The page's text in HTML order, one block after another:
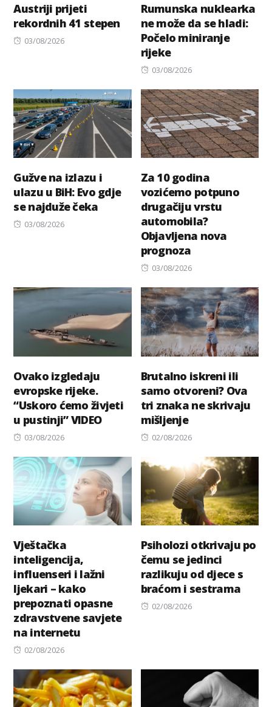
Austriji prijeti
rekordnih 41 stepen
Posted
03/08/2026
Rumunska nuklearka
ne može da se hladi:
Počelo miniranje
rijeke
Posted
03/08/2026
Gužve na izlazu i
ulazu u BiH: Evo gdje
se najduže čeka
Posted
03/08/2026
Za 10 godina
vozićemo potpuno
drugačiju vrstu
automobila?
Objavljena nova
prognoza
Posted
03/08/2026
Ovako izgledaju
evropske rijeke.
“Uskoro ćemo živjeti
u pustinji” VIDEO
Posted
03/08/2026
Brutalno iskreni ili
samo otvoreni? Ova
tri znaka ne skrivaju
mišljenje
Posted
02/08/2026
Vještačka
inteligencija,
influenseri i lažni
ljekari – kako
prepoznati opasne
zdravstvene savjete
na internetu
Posted
02/08/2026
Psiholozi otkrivaju po
čemu se jedinci
razlikuju od djece s
braćom i sestrama
Posted
02/08/2026